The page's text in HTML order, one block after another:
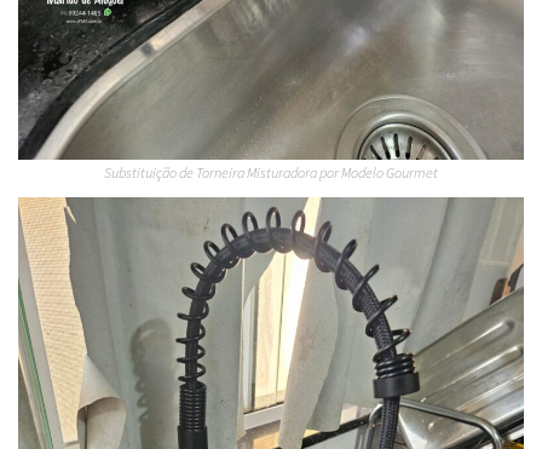
Substituição de Torneira Misturadora por Modelo Gourmet